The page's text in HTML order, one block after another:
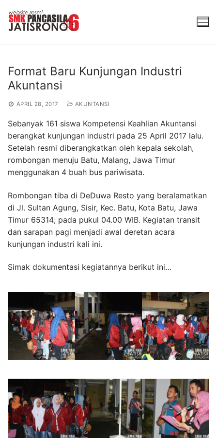
konten
Format Baru Kunjungan Industri
Akuntansi
APRIL 28, 2017 AKUNTANSI
Sebanyak 161 siswa Kompetensi Keahlian Akuntansi
berangkat kunjungan industri pada 25 April 2017 lalu.
Setelah resmi diberangkatkan oleh kepala sekolah,
rombongan menuju Batu, Malang, Jawa Timur
menggunakan 4 buah bus pariwisata.
Rombongan tiba di DeDuwa Resto yang beralamatkan
di Jl. Sultan Agung, Sisir, Kec. Batu, Kota Batu, Jawa
Timur 65314; pada pukul 04.00 WIB. Kegiatan transit
dan sarapan pagi menjadi awal deretan acara
kunjungan industri kali ini.
Simak dokumentasi kegiatannya berikut ini…